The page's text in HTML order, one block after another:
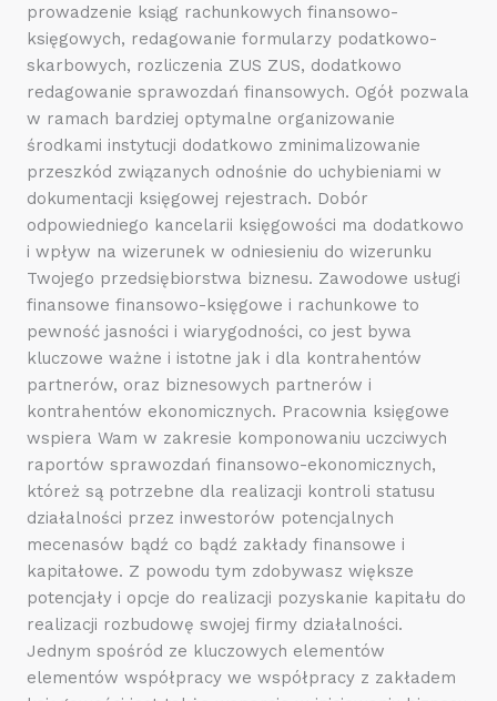
prowadzenie ksiąg rachunkowych finansowo-
księgowych, redagowanie formularzy podatkowo-
skarbowych, rozliczenia ZUS ZUS, dodatkowo
redagowanie sprawozdań finansowych. Ogół pozwala
w ramach bardziej optymalne organizowanie
środkami instytucji dodatkowo zminimalizowanie
przeszkód związanych odnośnie do uchybieniami w
dokumentacji księgowej rejestrach. Dobór
odpowiedniego kancelarii księgowości ma dodatkowo
i wpływ na wizerunek w odniesieniu do wizerunku
Twojego przedsiębiorstwa biznesu. Zawodowe usługi
finansowe finansowo-księgowe i rachunkowe to
pewność jasności i wiarygodności, co jest bywa
kluczowe ważne i istotne jak i dla kontrahentów
partnerów, oraz biznesowych partnerów i
kontrahentów ekonomicznych. Pracownia księgowe
wspiera Wam w zakresie komponowaniu uczciwych
raportów sprawozdań finansowo-ekonomicznych,
któreż są potrzebne dla realizacji kontroli statusu
działalności przez inwestorów potencjalnych
mecenasów bądź co bądź zakłady finansowe i
kapitałowe. Z powodu tym zdobywasz większe
potencjały i opcje do realizacji pozyskanie kapitału do
realizacji rozbudowę swojej firmy działalności.
Jednym spośród ze kluczowych elementów
elementów współpracy we współpracy z zakładem